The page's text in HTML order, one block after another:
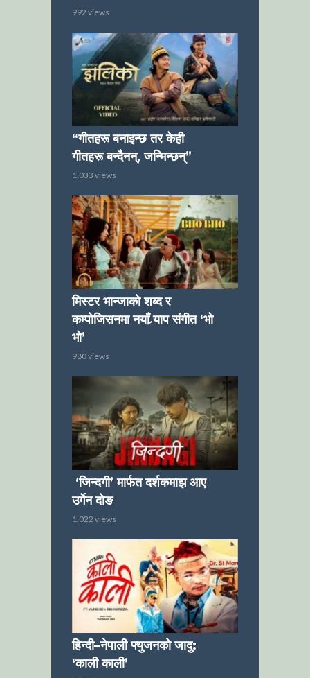
992 views
“गीतहरू बनाइन्छ तर केही
गीतहरू बन्दैनन्, जन्मिन्छन्”
1,033 views
मिस्टर भान्जाको शब्द र
कम्पोजिसनमा नयाँ र्‍याप संगीत ‘भो
भो’
980 views
‘जिन्दगी’ मार्फत दर्शकमाझ आए
उर्गेन दोङ
1,022 views
हिन्दी–नेपाली फ्युजनको जादु:
‘काली काली’